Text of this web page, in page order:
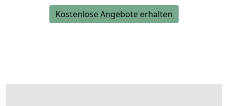
Kostenlose Angebote erhalten